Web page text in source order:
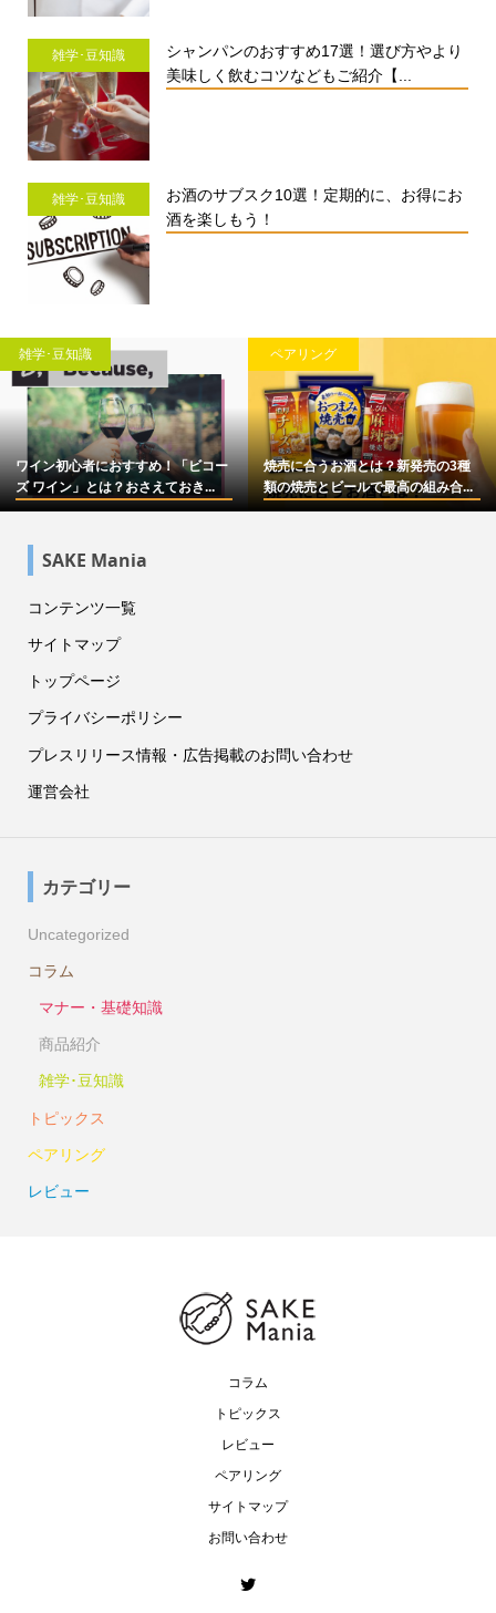
雑学･豆知識
シャンパンのおすすめ17選！選び方やより
美味しく飲むコツなどもご紹介【...
雑学･豆知識
お酒のサブスク10選！定期的に、お得にお
酒を楽しもう！
雑学･豆知識
ワイン初心者におすすめ！「ビコー
ズ ワイン」とは？おさえておき...
ペアリング
焼売に合うお酒とは？新発売の3種
類の焼売とビールで最高の組み合...
SAKE Mania
コンテンツ一覧
サイトマップ
トップページ
プライバシーポリシー
プレスリリース情報・広告掲載のお問い合わせ
運営会社
カテゴリー
Uncategorized
コラム
マナー・基礎知識
商品紹介
雑学･豆知識
トピックス
ペアリング
レビュー
コラム
トピックス
レビュー
ペアリング
サイトマップ
お問い合わせ